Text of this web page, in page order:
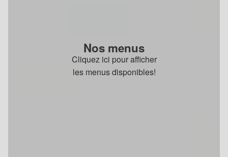
Nos menus
Cliquez ici pour afficher
les menus disponibles!